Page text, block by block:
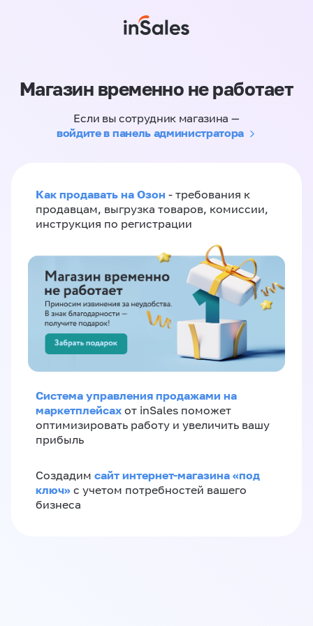
Магазин временно не работает
Если вы сотрудник магазина —
войдите в панель администратора
Как продавать на Озон - требования к
продавцам, выгрузка товаров, комиссии,
инструкция по регистрации
Система управления продажами на
маркетплейсах от inSales поможет
оптимизировать работу и увеличить вашу
прибыль
Создадим сайт интернет-магазина «под
ключ» с учетом потребностей вашего
бизнеса